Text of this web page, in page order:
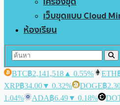
เว็บขุดแบบ Cloud
ห้องเรียน
BTC฿2,141,518 ▲ 0.55% ETH
XRP฿34.00▼ 0.32% DOGE฿
1.04%
ADA฿6.49▼ 0.18%